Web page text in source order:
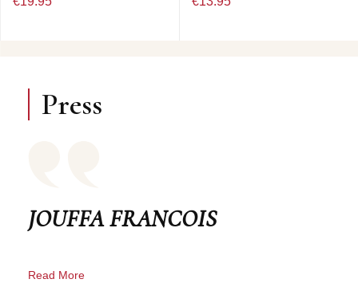
Press
JOUFFA FRANCOIS
Read More